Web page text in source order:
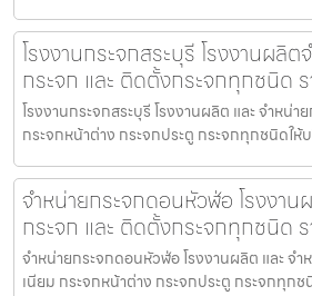
โรงงานกระจกสระบุรี โรงงานผลิ
กระจก และ ติดตั้งกระจกทุกชนิด
โรงงานกระจกสระบุรี โรงงานผลิต และ จำหน่
กระจกหน้าต่าง กระจกประตู กระจกทุกชนิดให้
จำหน่ายกระจกดอนหัวฬ่อ โรงงา
กระจก และ ติดตั้งกระจกทุกชนิด
จำหน่ายกระจกดอนหัวฬ่อ โรงงานผลิต และ จำ
เนียม กระจกหน้าต่าง กระจกประตู กระจกทุกช